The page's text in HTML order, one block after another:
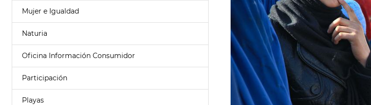
Mujer e Igualdad
Naturia
Oficina Información Consumidor
Participación
Playas